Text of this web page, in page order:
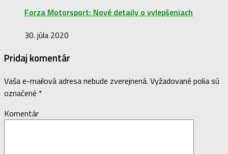
Forza Motorsport: Nové detaily o vylepšeniach
30. júla 2020
Pridaj komentár
Vaša e-mailová adresa nebude zverejnená. Vyžadované polia sú
označené *
Komentár